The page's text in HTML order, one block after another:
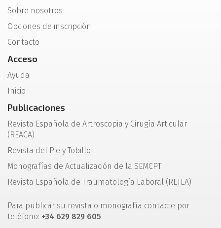
Sobre nosotros
Opciones de inscripción
Contacto
Acceso
Ayuda
Inicio
Publicaciones
Revista Española de Artroscopia y Cirugía Articular
(REACA)
Revista del Pie y Tobillo
Monografías de Actualización de la SEMCPT
Revista Española de Traumatología Laboral (RETLA)
Para publicar su revista o monografía contacte por
teléfono: +34 629 829 605